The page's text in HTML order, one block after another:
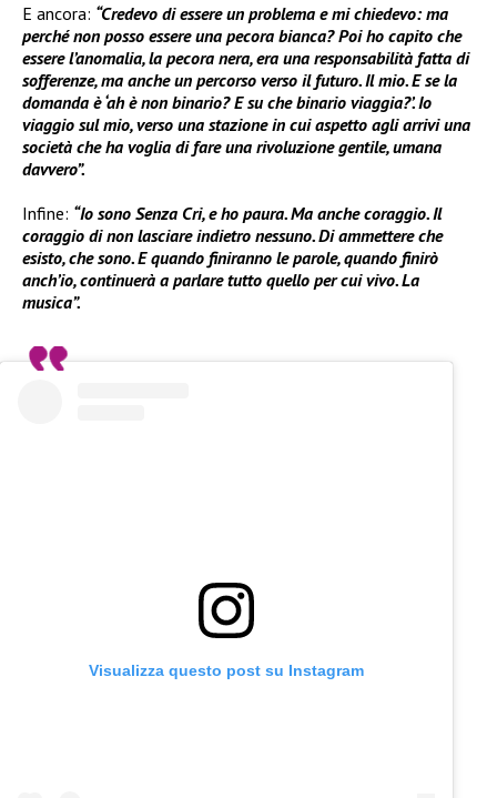
E ancora: “Credevo di essere un problema e mi chiedevo: ma
perché non posso essere una pecora bianca? Poi ho capito che
essere l’anomalia, la pecora nera, era una responsabilità fatta di
sofferenze, ma anche un percorso verso il futuro. Il mio. E se la
domanda è ‘ah è non binario? E su che binario viaggia?’. Io
viaggio sul mio, verso una stazione in cui aspetto agli arrivi una
società che ha voglia di fare una rivoluzione gentile, umana
davvero”.
Infine: “Io sono Senza Cri, e ho paura. Ma anche coraggio. Il
coraggio di non lasciare indietro nessuno. Di ammettere che
esisto, che sono. E quando finiranno le parole, quando finirò
anch’io, continuerà a parlare tutto quello per cui vivo. La
musica”.
Visualizza questo post su Instagram